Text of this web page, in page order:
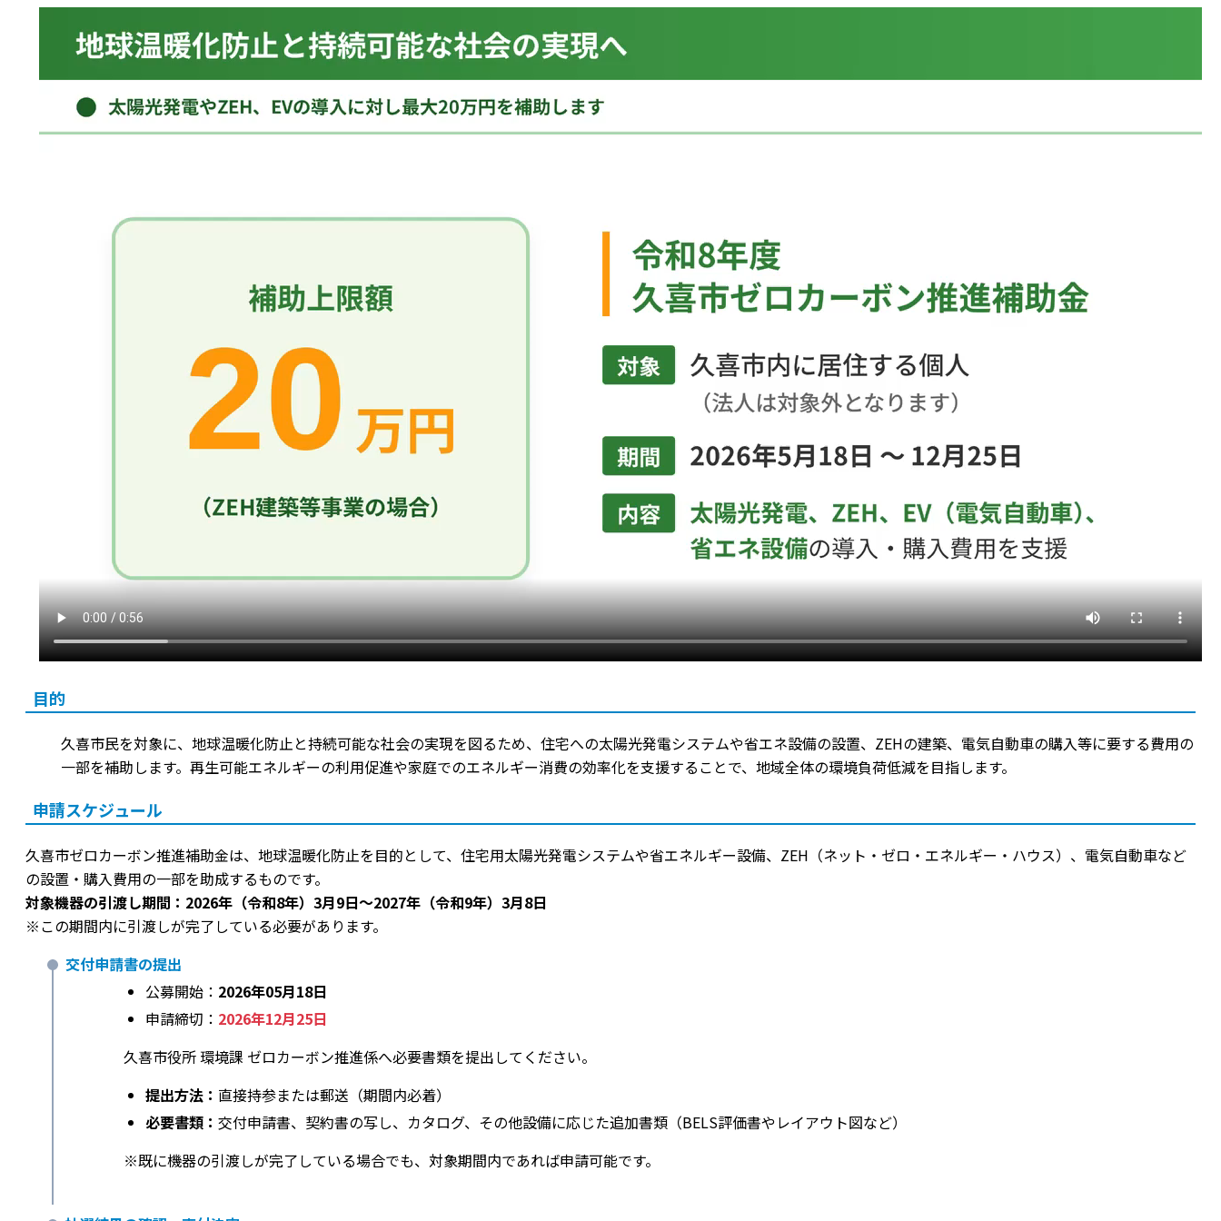
目的
久喜市民を対象に、地球温暖化防止と持続可能な社会の実現を図るため、住宅への太陽光発電システムや省エネ設備の設置、ZEHの建築、電気自動車の購入等に要する費用の
一部を補助します。再生可能エネルギーの利用促進や家庭でのエネルギー消費の効率化を支援することで、地域全体の環境負荷低減を目指します。
申請スケジュール
久喜市ゼロカーボン推進補助金は、地球温暖化防止を目的として、住宅用太陽光発電システムや省エネルギー設備、ZEH（ネット・ゼロ・エネルギー・ハウス）、電気自動車など
の設置・購入費用の一部を助成するものです。
対象機器の引渡し期間：2026年（令和8年）3月9日〜2027年（令和9年）3月8日
※この期間内に引渡しが完了している必要があります。
交付申請書の提出
公募開始： 2026年05月18日
申請締切： 2026年12月25日
久喜市役所 環境課 ゼロカーボン推進係へ必要書類を提出してください。
提出方法： 直接持参または郵送（期間内必着）
必要書類： 交付申請書、契約書の写し、カタログ、その他設備に応じた追加書類（BELS評価書やレイアウト図など）
※既に機器の引渡しが完了している場合でも、対象期間内であれば申請可能です。